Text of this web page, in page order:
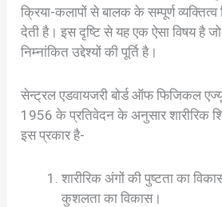
क्रिया-कलापों से बालक के सम्पूर्ण
देती है। इस दृष्टि से यह एक ऐसा विषय है
निम्नांकित उद्देश्यों की पूर्ति है।
सेन्ट्रल एडवायजरी बोर्ड ऑफ फिजिकल
1956 के प्रतिवेदन के अनुसार शारीरिक
इस प्रकार है-
शारीरिक अंगों की पुष्टता का
कुशलता का विकास।